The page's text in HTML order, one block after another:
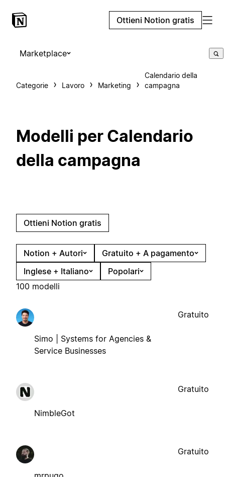
Ottieni Notion gratis
Marketplace
Categorie Lavoro Marketing
Calendario della
campagna
Modelli per Calendario
della campagna
Ottieni Notion gratis
Notion + Autori
Gratuito + A pagamento
Inglese + Italiano
Popolari
100 modelli
Simo | Systems for Agencies &
Service Businesses
Gratuito
NimbleGot
Gratuito
Gratuito